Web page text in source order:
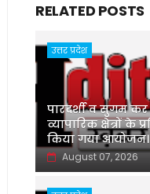
RELATED POSTS
उत्तर प्रदेश
पारदर्शी व सुगम
व्यापारिक क्षेत्रों के
किया गया आयोजन।
August 07, 2026